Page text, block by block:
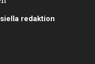
redaktion